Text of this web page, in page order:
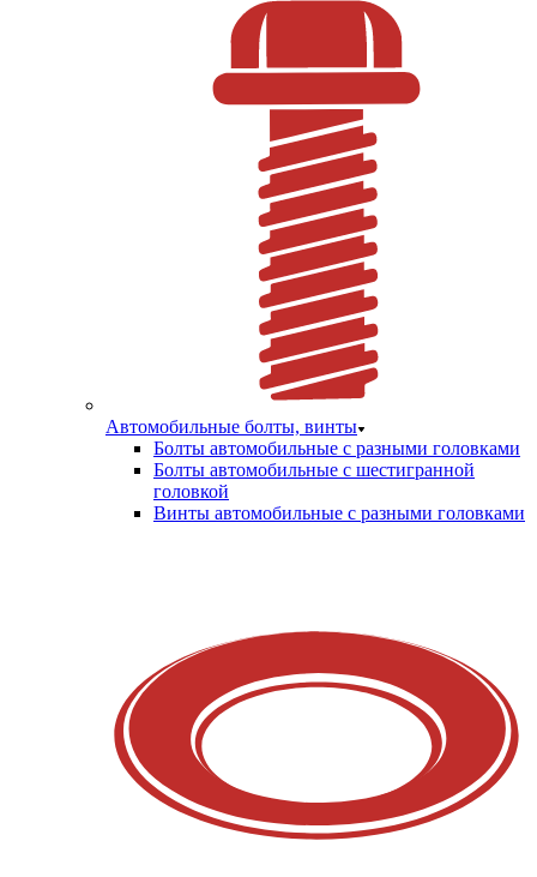
Автомобильные болты, винты
Болты автомобильные с разными головками
Болты автомобильные с шестигранной
головкой
Винты автомобильные с разными головками